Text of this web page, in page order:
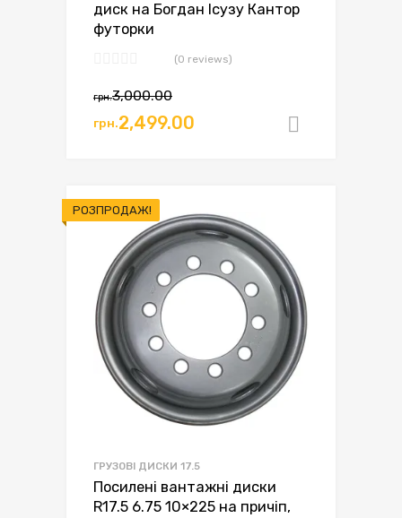
диск на Богдан Ісузу Кантор
футорки
(0 reviews)
грн.3,000.00Оригінальна
ціна:
грн.2,499.00
Поточна
ціна:
РОЗПРОДАЖ!
ГРУЗОВІ ДИСКИ 17.5
Посилені вантажні диски
R17.5 6.75 10×225 на причіп,